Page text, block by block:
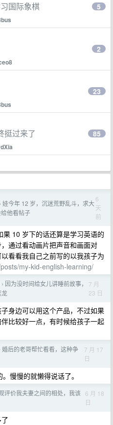
国际象棋 5
2
23
挺过来了 85
› 娃今年 12 岁，沉迷荒野乱斗，求大
他看帖子
6
天
前
果 10 岁下的话还算是学习英语的
通过看动画片把声音和画面对
看看我自己之前写的以我孩子为
my-kid-english-learning/
› 因为没时间给女儿讲睡前故事，
龙
7 月
23 日
身边可以用这个产品，不过如果
比较好一点，有时候给孩子一起
婚后的老哥帮忙看看，这种争
7 月 17
日
慢慢的就懒得说话了。
评价我夫妻之间的相处，我该 6 月 18
日